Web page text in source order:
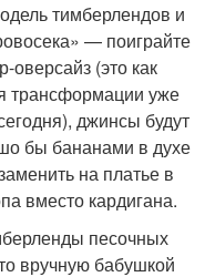
тимберлендов и
— поиграйте
оверсайз (это как
трансформации уже
джинсы будут
бы бананами в духе
на платье в
вместо кардигана.
песочных
вручную бабушкой